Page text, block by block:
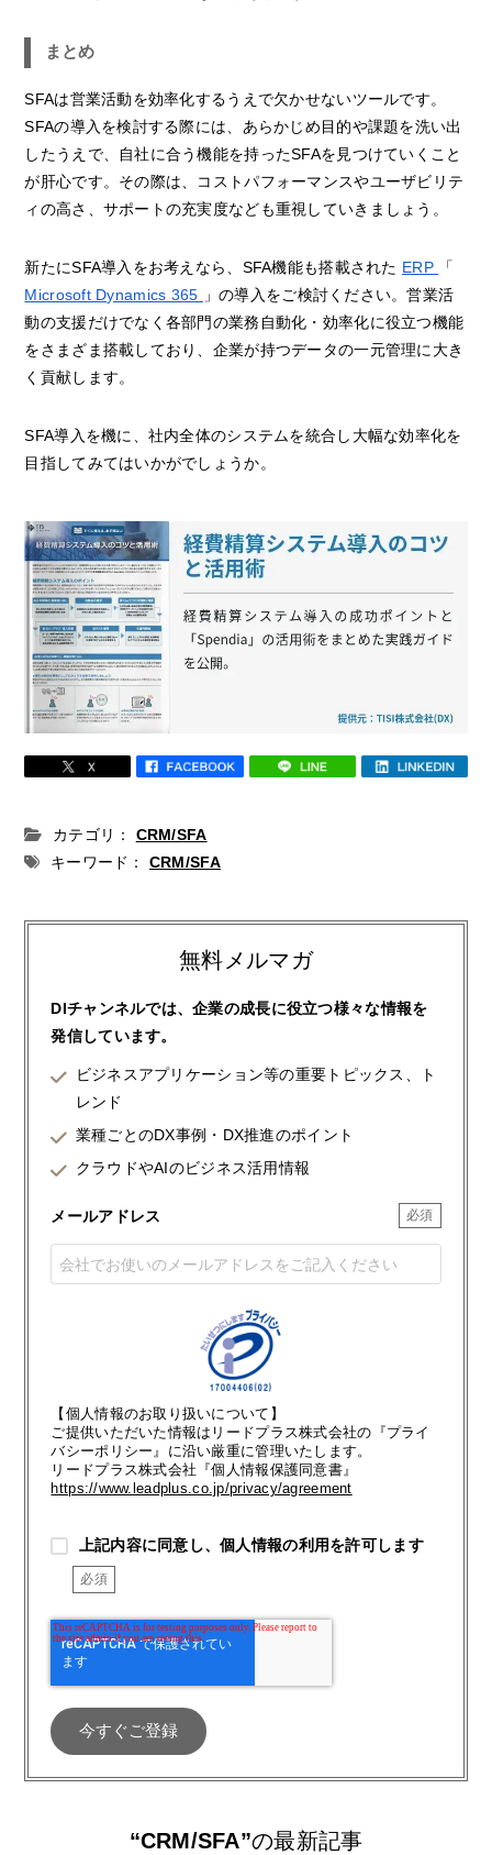
まとめ
SFAは営業活動を効率化するうえで欠かせないツールです。
SFAの導入を検討する際には、あらかじめ目的や課題を洗い出
したうえで、自社に合う機能を持ったSFAを見つけていくこと
が肝心です。その際は、コストパフォーマンスやユーザビリテ
ィの高さ、サポートの充実度なども重視していきましょう。
新たにSFA導入をお考えなら、SFA機能も搭載された ERP
「
Microsoft Dynamics 365
」の導入をご検討ください。営業活
動の支援だけでなく各部門の業務自動化・効率化に役立つ機能
をさまざま搭載しており、企業が持つデータの一元管理に大き
く貢献します。
SFA導入を機に、社内全体のシステムを統合し大幅な効率化を
目指してみてはいかがでしょうか。
カテゴリ：
CRM/SFA
キーワード：
CRM/SFA
無料メルマガ
DIチャンネルでは、企業の成長に役立つ様々な情報を
発信しています。
ビジネスアプリケーション等の重要トピックス、ト
レンド
業種ごとのDX事例・DX推進のポイント
クラウドやAIのビジネス活用情報
メールアドレス
【個人情報のお取り扱いについて】
ご提供いただいた情報はリードプラス株式会社の『プライ
バシーポリシー』に沿い厳重に管理いたします。
リードプラス株式会社『個人情報保護同意書』
https://www.leadplus.co.jp/privacy/agreement
上記内容に同意し、個人情報の利用を許可します
“CRM/SFA”の最新記事